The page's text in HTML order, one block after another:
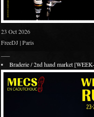
23 Oct 2026
FreeDJ | Paris
Braderie / 2nd hand market